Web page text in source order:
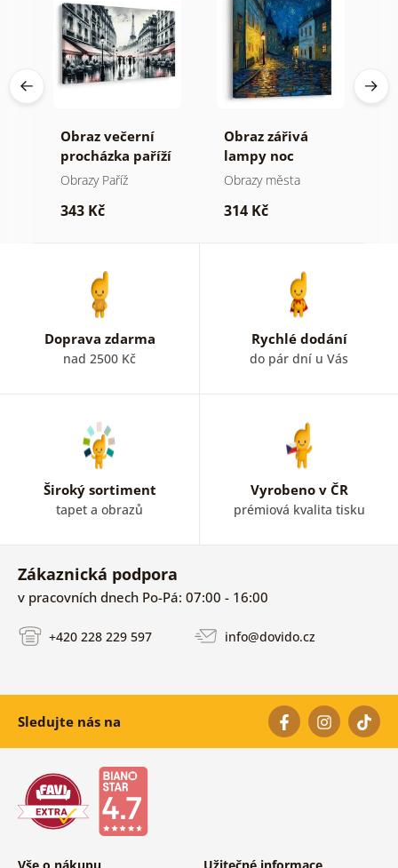
Obraz večerní
procházka paříží
Obrazy Paříž
343 Kč
Obraz zářivá
lampy noc
Obrazy města
314 Kč
Doprava zdarma
nad 2500 Kč
Rychlé dodání
do pár dní u Vás
Široký sortiment
tapet a obrazů
Vyrobeno v ČR
prémiová kvalita tisku
Zákaznická podpora
v pracovních dnech Po-Pá: 07:00 - 16:00
+420 228 229 597 info@dovido.cz
Sledujte nás na